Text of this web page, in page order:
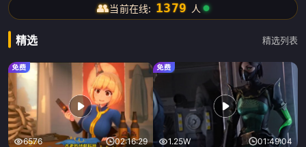
👥当前在线: 1388 人
精选 精选列表
6576
02:16:29
1.25W
01:49:04